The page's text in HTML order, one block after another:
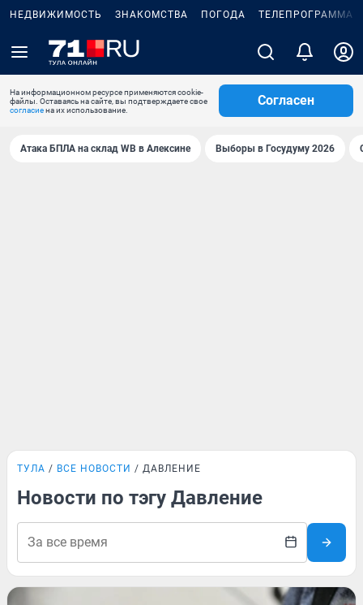
НЕДВИЖИМОСТЬ ЗНАКОМСТВА ПОГОДА ТЕЛЕПРОГРАММА
На информационном ресурсе применяются cookie-
файлы. Оставаясь на сайте, вы подтверждаете свое
согласиена их использование.
Согласен
Атака БПЛА на склад WB в Алексине Выборы в Госудуму 2026
ТУЛА ВСЕ НОВОСТИ ДАВЛЕНИЕ
Новости по тэгу Давление